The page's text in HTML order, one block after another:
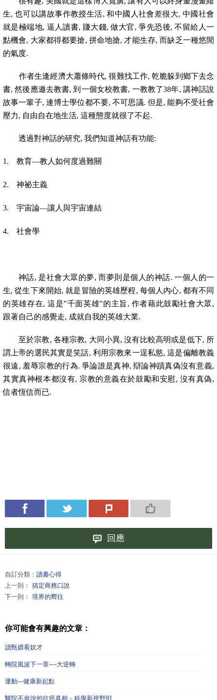
生, 也可以講故事作教授生活,和中國人社會差很大, 中國社會
就是極端地, 逼人讀書, 賺大錢,做大官,爭先恐後,不留給人一
點機會, 大家都得都要搶, 拼命地搶,才能生存, 而缺乏一種悠閒
的氣度.
作者生逢經濟大蕭條時代,很難找工作,乾脆躲到鄉下去念
書,然後應邀去教書,到一個女校教書, 一教教了38年, 講神話說
故事一輩子, 連博士學位都不要,不可思議. 但是,能夠不受社會
壓力, 自由自在地生活, 這種態度就很了不起.
透過對神話的研究, 我們知道神話有功能:
1. 教育—教人如何度過難關
2. 神祕主義
3. 宇宙論—讓人與宇宙連結
4. 社會學
神話, 是社會大眾的夢, 而夢則是個人的神話.一個人的一
生,從生下來開始,就是冒險的英雄歷程, 每個人內心, 都有不同
的英雄存在, 這是”千面英雄”的主旨 , 作者藉此鼓勵社會大眾,
跟著自己的感覺走, 成就自我的英雄大業.
至於宗教, 各種宗教, 大同小異,沒有比較高明或是低下, 所
謂上帝的選民其實是笑話, 利用宗教來一逞私慾,這是偏離教義
很遠, 羞辱宗教的行為.爭論誰是真神,辯論神蹟真偽沒有意義,
其實真神根本都沒有, 宗教的意義在於鼓勵和安慰, 沒有真偽,
信者恆信而已.
回應
自訂分類： 讀書心得
上一則： 搞定商務口說
下一則： 境界的嚮往
你可能會有興趣的文章：
讀甄嬛看奴才
轉院風波下一章----大逆轉
運動---健康新起點
醫院不肯說的抗癌真相－科學新視野91